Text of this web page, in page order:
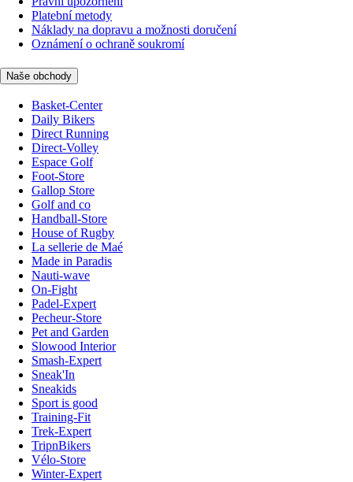
Platební metody
Náklady na dopravu a možnosti doručení
Oznámení o ochraně soukromí
Naše obchody
Basket-Center
Daily Bikers
Direct Running
Direct-Volley
Espace Golf
Foot-Store
Gallop Store
Golf and co
Handball-Store
House of Rugby
La sellerie de Maé
Made in Paradis
Nauti-wave
On-Fight
Padel-Expert
Pecheur-Store
Pet and Garden
Slowood Interior
Smash-Expert
Sneak'In
Sneakids
Sport is good
Training-Fit
Trek-Expert
TripnBikers
Vélo-Store
Winter-Expert